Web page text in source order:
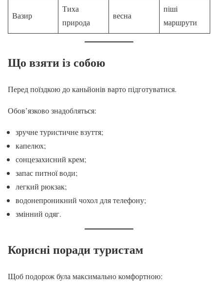
Вазир
Тиха
природа
весна
піші
маршрути
Що взяти із собою
Перед поїздкою до каньйонів варто підготуватися.
Обов’язково знадобляться:
зручне туристичне взуття;
капелюх;
сонцезахисний крем;
запас питної води;
легкий рюкзак;
водонепроникний чохол для телефону;
змінний одяг.
Корисні поради туристам
Щоб подорож була максимально комфортною: